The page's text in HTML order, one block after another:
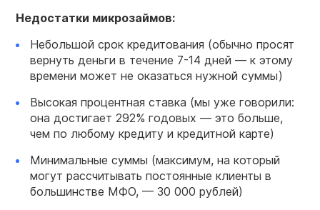
Недостатки микрозаймов:
Небольшой срок кредитования (обычно просят
вернуть деньги в течение 7-14 дней — к этому
времени может не оказаться нужной суммы)
Высокая процентная ставка (мы уже говорили:
она достигает 292% годовых — это больше,
чем по любому кредиту и кредитной карте)
Минимальные суммы (максимум, на который
могут рассчитывать постоянные клиенты в
большинстве МФО, — 30 000 рублей)